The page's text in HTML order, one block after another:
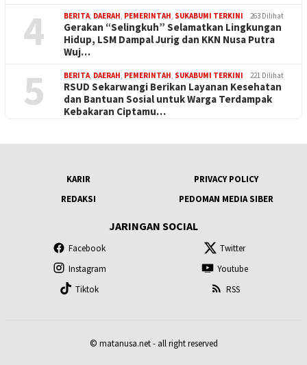
4 BERITA, DAERAH, PEMERINTAH, SUKABUMI TERKINI 263 Dilihat
Gerakan “Selingkuh” Selamatkan Lingkungan
Hidup, LSM Dampal Jurig dan KKN Nusa Putra
Wuj…
5 BERITA, DAERAH, PEMERINTAH, SUKABUMI TERKINI 221 Dilihat
RSUD Sekarwangi Berikan Layanan Kesehatan
dan Bantuan Sosial untuk Warga Terdampak
Kebakaran Ciptamu…
KARIR
PRIVACY POLICY
REDAKSI
PEDOMAN MEDIA SIBER
JARINGAN SOCIAL
Facebook
Twitter
Instagram
Youtube
Tiktok
RSS
© matanusa.net - all right reserved